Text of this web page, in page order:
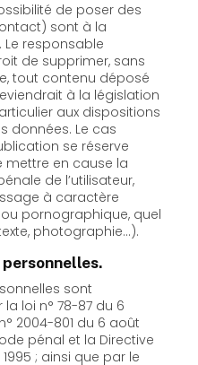
de poser des
à la
responsable
de supprimer, sans
à la législation
données. Le cas
se réserve
mettre en cause la
de l’utilisateur,
à caractère
pornographique, quel
utilisé (texte, photographie…).
personnelles.
sont
loi n° 78-87 du 6
pénal et la Directive